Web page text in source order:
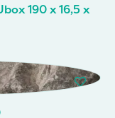
190 x 16,5 x